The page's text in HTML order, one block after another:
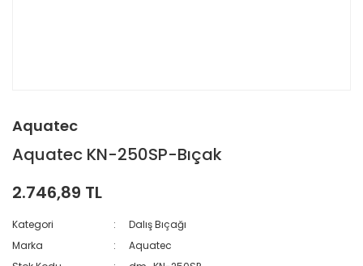
Aquatec
Aquatec KN-250SP-Bıçak
2.746,89 TL
Kategori
Dalış Bıçağı
Marka
Aquatec